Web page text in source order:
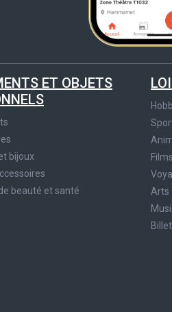
ET OBJETS
bijoux
beauté et santé
Arts